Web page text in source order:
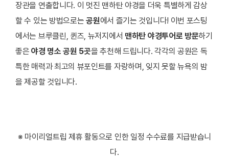
장관을 연출합니다. 이 멋진 맨하탄 야경을 더욱 특별하게 감상
할 수 있는 방법으로는공원에서 즐기는 것입니다! 이번 포스팅
에서는 브루클린, 퀸즈, 뉴저지에서 맨하탄 야경투어로 방문하기
좋은야경 명소 공원 5곳을 추천해 드립니다. 각각의 공원은 독
특한 매력과 최고의 뷰포인트를 자랑하며, 잊지 못할 뉴욕의 밤
을 제공할 것입니다.
※ 마이리얼트립 제휴 활동으로 인한 일정 수수료를 지급받습니
다.